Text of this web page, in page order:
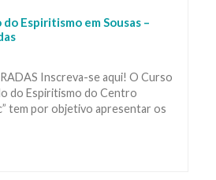
Espiritismo em Sousas –
Inscreva-se aqui! O Curso
do Espiritismo do Centro
tem por objetivo apresentar os